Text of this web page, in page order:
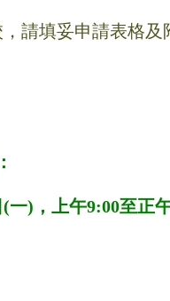
請填妥申請表格及
)，上午9:00至正